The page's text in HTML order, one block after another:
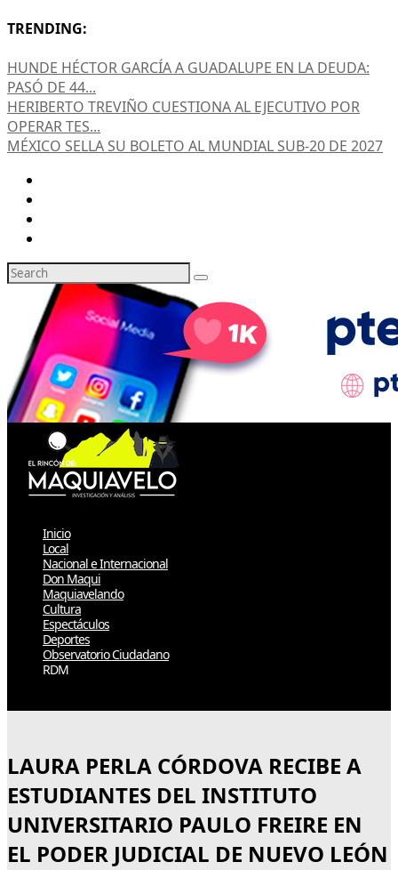
TRENDING:
HUNDE HÉCTOR GARCÍA A GUADALUPE EN LA DEUDA:
PASÓ DE 44...
HERIBERTO TREVIÑO CUESTIONA AL EJECUTIVO POR
OPERAR TES...
MÉXICO SELLA SU BOLETO AL MUNDIAL SUB-20 DE 2027
Inicio
Local
Nacional e Internacional
Don Maqui
Maquiavelando
Cultura
Espectáculos
Deportes
Observatorio Ciudadano
RDM
LAURA PERLA CÓRDOVA RECIBE A
ESTUDIANTES DEL INSTITUTO
UNIVERSITARIO PAULO FREIRE EN
EL PODER JUDICIAL DE NUEVO LEÓN